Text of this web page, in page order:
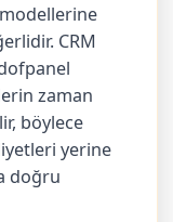
CRM
zaman
böylece
yerine
doğru